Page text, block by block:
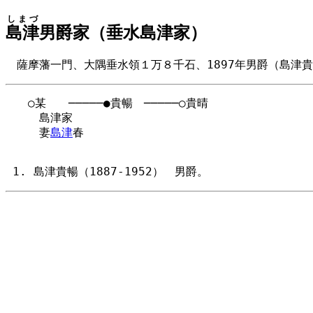
島津
しまづ
男爵家（垂水島津家）
薩摩藩一門、大隅垂水領１万８千石、1897年男爵（島津貴
○某　　─────●貴暢　─────○貴晴
島津家
妻島津春
島津貴暢（1887-1952） 男爵。